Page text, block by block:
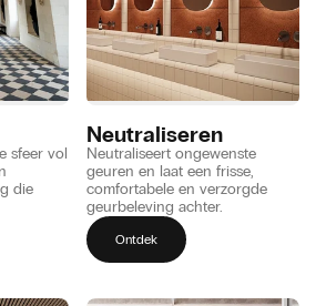
sfeer vol
die
Neutraliseren
Neutraliseert ongewenste
geuren en laat een frisse,
comfortabele en verzorgde
geurbeleving achter.
Ontdek